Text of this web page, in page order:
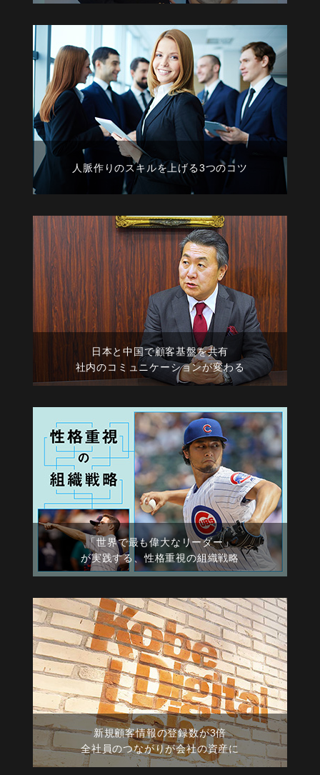
人脈作りのスキルを上げる3つのコツ
日本と中国で顧客基盤を共有
社内のコミュニケーションが変わる
「世界で最も偉大なリーダー」
が実践する、性格重視の組織戦略
新規顧客情報の登録数が3倍
全社員のつながりが会社の資産に